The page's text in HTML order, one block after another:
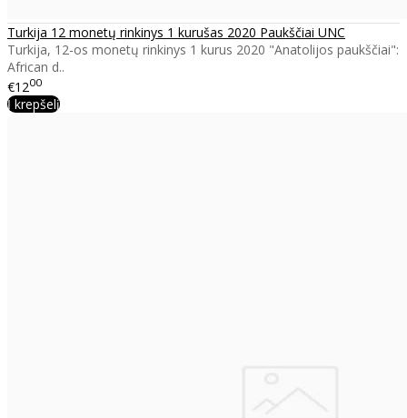
Turkija 12 monetų rinkinys 1 kurušas 2020 Paukščiai UNC
Turkija, 12-os monetų rinkinys 1 kurus 2020 "Anatolijos paukščiai":
African d..
€1200
Į krepšelį